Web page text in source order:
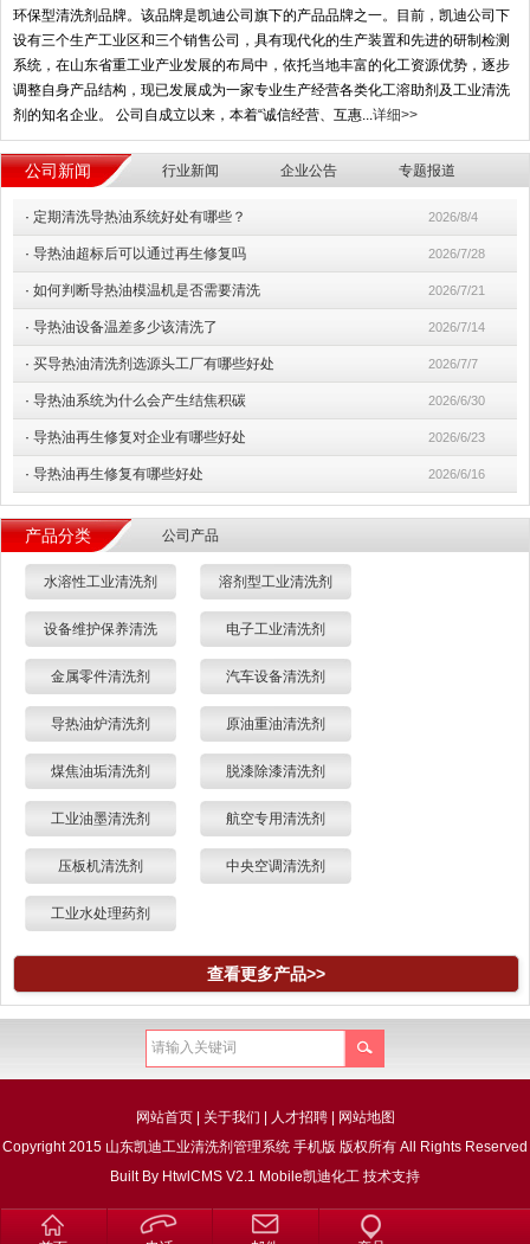
环保型清洗剂品牌。该品牌是凯迪公司旗下的产品品牌之一。目前，凯迪公司下
设有三个生产工业区和三个销售公司，具有现代化的生产装置和先进的研制检测
系统，在山东省重工业产业发展的布局中，依托当地丰富的化工资源优势，逐步
调整自身产品结构，现已发展成为一家专业生产经营各类化工溶助剂及工业清洗
剂的知名企业。 公司自成立以来，本着“诚信经营、互惠... 详细>>
公司新闻 行业新闻 企业公告 专题报道
· 定期清洗导热油系统好处有哪些？ 2026/8/4
· 导热油超标后可以通过再生修复吗 2026/7/28
· 如何判断导热油模温机是否需要清洗 2026/7/21
· 导热油设备温差多少该清洗了 2026/7/14
· 买导热油清洗剂选源头工厂有哪些好处 2026/7/7
· 导热油系统为什么会产生结焦积碳 2026/6/30
· 导热油再生修复对企业有哪些好处 2026/6/23
· 导热油再生修复有哪些好处 2026/6/16
产品分类 公司产品
水溶性工业清洗剂 溶剂型工业清洗剂
设备维护保养清洗 电子工业清洗剂
金属零件清洗剂 汽车设备清洗剂
导热油炉清洗剂 原油重油清洗剂
煤焦油垢清洗剂 脱漆除漆清洗剂
工业油墨清洗剂 航空专用清洗剂
压板机清洗剂 中央空调清洗剂
工业水处理药剂
查看更多产品>>
网站首页| 关于我们 | 人才招聘| 网站地图
Copyright 2015 山东凯迪工业清洗剂管理系统 手机版 版权所有 All Rights Reserved
Built By HtwlCMS V2.1 Mobile凯迪化工 技术支持